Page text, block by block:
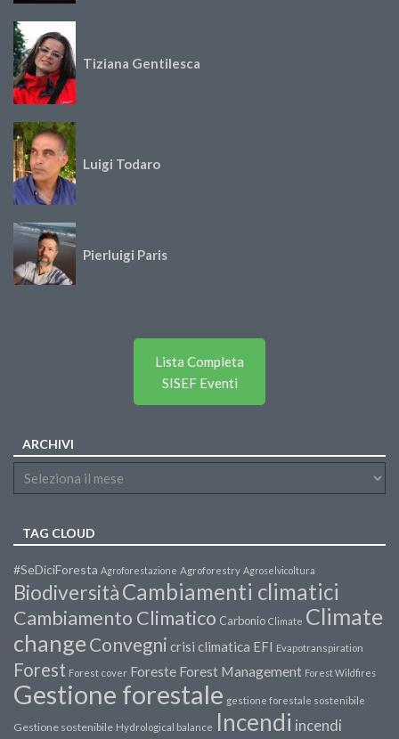
Tiziana Gentilesca
Luigi Todaro
Pierluigi Paris
Lista Completa
SISEF Eventi
ARCHIVI
TAG CLOUD
#SeDiciForesta Agroforestazione Agroforestry Agroselvicoltura
BiodiversitàCambiamenti climatici
Cambiamento Climatico Carbonio Climate Climate
changeConvegni crisi climatica EFI Evapotranspiration
Forest Forest cover Foreste Forest Management Forest Wildfires
Gestione forestale gestione forestale sostenibile
Gestione sostenibile Hydrological balance Incendi incendi